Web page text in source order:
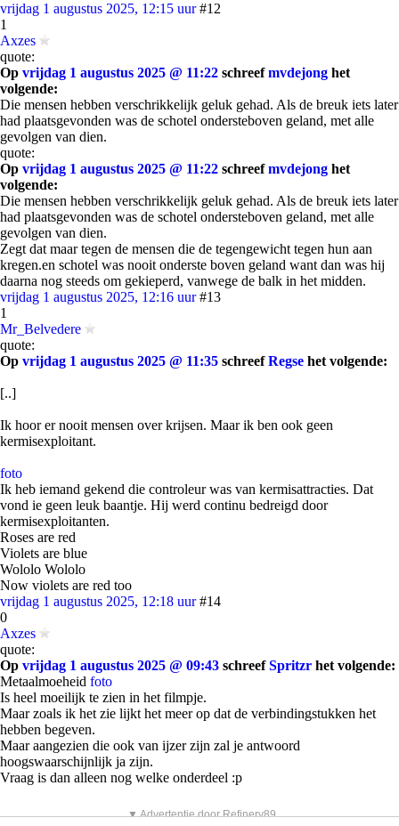
vrijdag 1 augustus 2025, 12:15 uur #12
1
Axzes
quote:
Op vrijdag 1 augustus 2025 @ 11:22 schreefmvdejong het
volgende:
Die mensen hebben verschrikkelijk geluk gehad. Als de breuk iets later
had plaatsgevonden was de schotel ondersteboven geland, met alle
gevolgen van dien.
quote:
Op vrijdag 1 augustus 2025 @ 11:22 schreefmvdejong het
volgende:
Die mensen hebben verschrikkelijk geluk gehad. Als de breuk iets later
had plaatsgevonden was de schotel ondersteboven geland, met alle
gevolgen van dien.
Zegt dat maar tegen de mensen die de tegengewicht tegen hun aan
kregen.en schotel was nooit onderste boven geland want dan was hij
daarna nog steeds om gekieperd, vanwege de balk in het midden.
vrijdag 1 augustus 2025, 12:16 uur #13
1
Mr_Belvedere
quote:
Op vrijdag 1 augustus 2025 @ 11:35 schreefRegse het volgende:
[..]
Ik hoor er nooit mensen over krijsen. Maar ik ben ook geen
kermisexploitant.
foto
Ik heb iemand gekend die controleur was van kermisattracties. Dat
vond ie geen leuk baantje. Hij werd continu bedreigd door
kermisexploitanten.
Roses are red
Violets are blue
Wololo Wololo
Now violets are red too
vrijdag 1 augustus 2025, 12:18 uur #14
0
Axzes
quote:
Op vrijdag 1 augustus 2025 @ 09:43 schreefSpritzr het volgende:
Metaalmoeheid foto
Is heel moeilijk te zien in het filmpje.
Maar zoals ik het zie lijkt het meer op dat de verbindingstukken het
hebben begeven.
Maar aangezien die ook van ijzer zijn zal je antwoord
hoogswaarschijnlijk ja zijn.
Vraag is dan alleen nog welke onderdeel :p
▼ Advertentie door Refinery89